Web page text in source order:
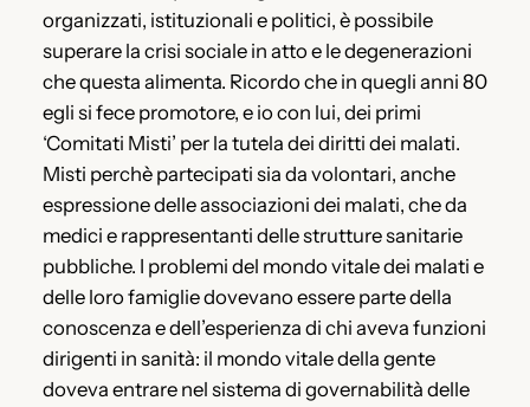
organizzati, istituzionali e politici, è possibile
superare la crisi sociale in atto e le degenerazioni
che questa alimenta. Ricordo che in quegli anni 80
egli si fece promotore, e io con lui, dei primi
‘Comitati Misti’ per la tutela dei diritti dei malati.
Misti perchè partecipati sia da volontari, anche
espressione delle associazioni dei malati, che da
medici e rappresentanti delle strutture sanitarie
pubbliche. I problemi del mondo vitale dei malati e
delle loro famiglie dovevano essere parte della
conoscenza e dell’esperienza di chi aveva funzioni
dirigenti in sanità: il mondo vitale della gente
doveva entrare nel sistema di governabilità delle